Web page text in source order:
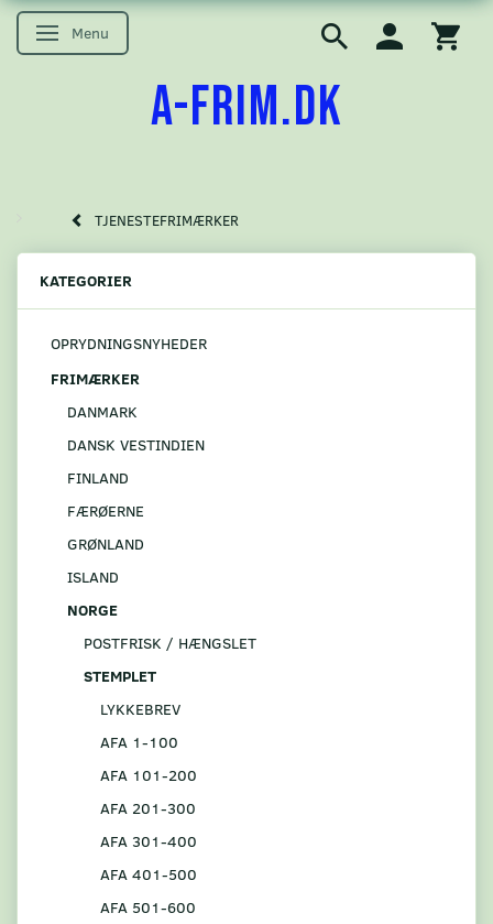
Skifte navigation
Menu
A-FRIM.DK
TJENESTEFRIMÆRKER
KATEGORIER
OPRYDNINGSNYHEDER
FRIMÆRKER
DANMARK
DANSK VESTINDIEN
FINLAND
FÆRØERNE
GRØNLAND
ISLAND
NORGE
POSTFRISK / HÆNGSLET
STEMPLET
LYKKEBREV
AFA 1-100
AFA 101-200
AFA 201-300
AFA 301-400
AFA 401-500
AFA 501-600